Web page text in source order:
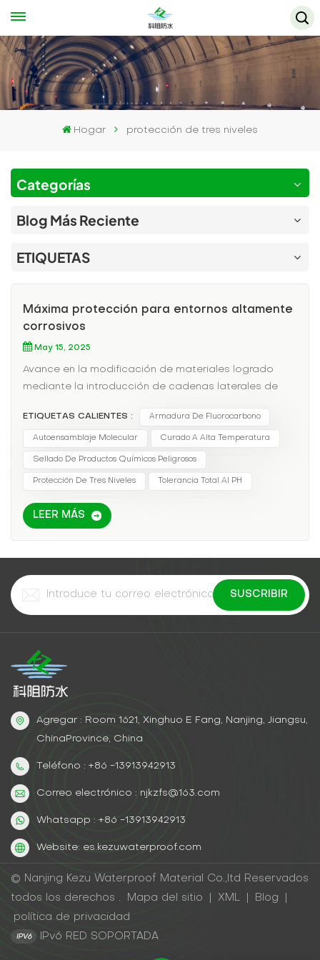
Hogar protección de tres niveles
Categorías
Blog Más Reciente
ETIQUETAS
Máxima protección para entornos altamente
corrosivos
May 15, 2025
Avance en la modificación de materiales logrado
mediante la introducción de cadenas laterales de
concentrado al 98% durante 30 días, tasa de
cambio de masa
ETIQUETAS CALIENTES : Armadura De Fluorocarbono
Autoensamblaje Molecular Curado A Alta Temperatura
Sellado De Productos Químicos Peligrosos
Protección De Tres Niveles Tolerancia Total Al PH
LEER MÁS
Agregar : Room 1621, Xinghuo E Fang, Nanjing, Jiangsu,
ChinaProvince, China
Teléfono : +86 -13913942913
Correo electrónico : njkzfs@163.com
Whatsapp : +86 -13913942913
Website: es.kezuwaterproof.com
© Nanjing Kezu Waterproof Material Co.,ltd Reservados
todos los derechos .
Mapa del sitio XML Blog
política de privacidad
IPv6 RED SOPORTADA